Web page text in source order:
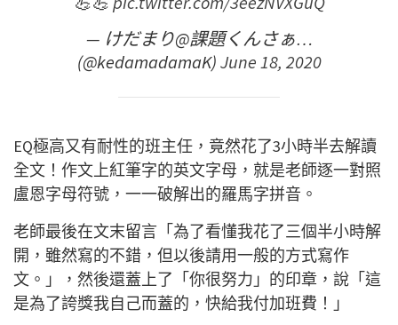
— けだまり@課題くんさぁ…
(@kedamadamaK)June 18, 2020
EQ極高又有耐性的班主任，竟然花了3小時半去解讀
全文！作文上紅筆字的英文字母，就是老師逐一對照
盧恩字母符號，一一破解出的羅馬字拼音。
老師最後在文末留言「為了看懂我花了三個半小時解
開，雖然寫的不錯，但以後請用一般的方式寫作
文。」，然後還蓋上了「你很努力」的印章，說「這
是為了誇獎我自己而蓋的，快給我付加班費！」